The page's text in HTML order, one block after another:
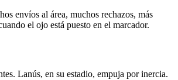
envíos al área, muchos rechazos, más
el ojo está puesto en el marcador.
Lanús, en su estadio, empuja por inercia.